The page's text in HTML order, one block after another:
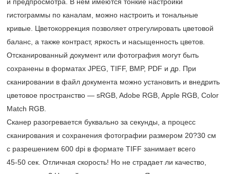
гистограммы по каналам, можно настроить и тональные
кривые. Цветокоррекция позволяет отрегулировать цветовой
баланс, а также контраст, яркость и насыщенность цветов.
Отсканированный документ или фотография могут быть
сохранены в форматах JPEG, TIFF, BMP, PDF и др. При
сканировании в файл документа можно установить и внедрить
цветовое пространство — sRGB, Adobe RGB, Apple RGB, Color
Match RGB.
Сканер разогревается буквально за секунды, а процесс
сканирования и сохранения фотографии размером 20?30 см
с разрешением 600 dpi в формате TIFF занимает всего
45-50 сек. Отличная скорость! Но не страдает ли качество,